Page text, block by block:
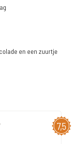
en een zuurtje
7,5